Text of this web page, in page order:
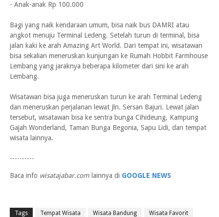
- Anak-anak Rp 100.000
Bagi yang naik kendaraan umum, bisa naik bus DAMRI atau
angkot menuju Terminal Ledeng. Setelah turun di terminal, bisa
jalan kaki ke arah Amazing Art World. Dari tempat ini, wisatawan
bisa sekalian meneruskan kunjungan ke Rumah Hobbit Farmhouse
Lembang yang jaraknya beberapa kilometer dari sini ke arah
Lembang.
Wisatawan bisa juga meneruskan turun ke arah Terminal Ledeng
dan meneruskan perjalanan lewat Jln. Sersan Bajuri. Lewat jalan
tersebut, wisatawan bisa ke sentra bunga Cihideung, Kampung
Gajah Wonderland, Taman Bunga Begonia, Sapu Lidi, dan tempat
wisata lainnya.
----------
Baca info wisatajabar.com lainnya di GOOGLE NEWS
Tags Tempat Wisata Wisata Bandung Wisata Favorit